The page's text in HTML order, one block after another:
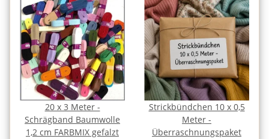
20 x 3 Meter -
Schrägband Baumwolle
1,2 cm FARBMIX gefalzt
Strickbündchen 10 x 0,5
Meter -
Überraschnungspaket